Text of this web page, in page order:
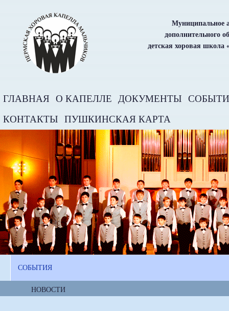
Муниципальное
дополнительного
детская хоровая школа
ГЛАВНАЯ О КАПЕЛЛЕ ДОКУМЕНТЫ
КОНТАКТЫ
ПУШКИНСКАЯ КАРТА
СОБЫТИЯ
НОВОСТИ